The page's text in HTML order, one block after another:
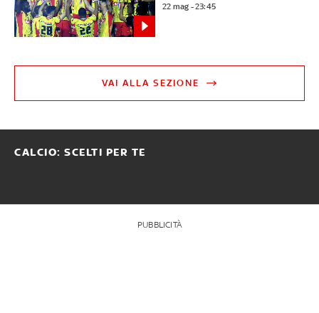
22 mag - 23:45
VAI ALLA SEZIONE
CALCIO: SCELTI PER TE
PUBBLICITÀ